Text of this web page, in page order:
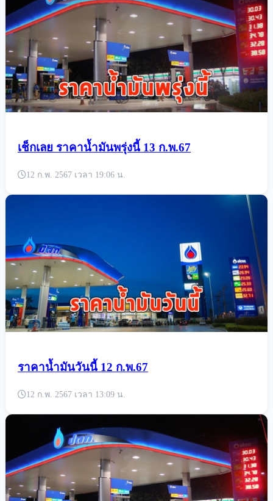
เช็กเลย ราคาน้ำมันพรุ่งนี้ 13 ก.พ.67
12 ก.พ. 2567 เวลา 19:06 น.
ราคาน้ำมันวันนี้ 12 ก.พ.67
12 ก.พ. 2567 เวลา 13:09 น.